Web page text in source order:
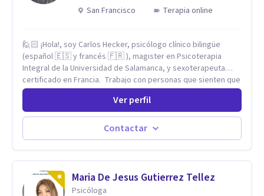
San Francisco
Terapia online
🙋🏻 ¡Hola!, soy Carlos Hecker, psicólogo clínico bilingüe
(español 🇪🇸 y francés 🇫🇷 ), magister en Psicoterapia
Integral de la Universidad de Salamanca, y sexoterapeuta
certificado en Francia. Trabajo con personas que sienten que
algo en su vida dejó de calzar: ansiedad que se desborda,
tristeza que no se va, duelos que se alargan, relaciones que
repiten el mismo patrón o preguntas en torno a la sexualidad
y la identidad que necesitan un espacio seguro para ser
habladas. Mi orientación teórica integra una mirada
contigo, con las demás personas y con tu entorno. Además
de mi formación en psicoterapia, cuento con especialización
Ver perfil
Contactar
Maria De Jesus Gutierrez Tellez
Psicóloga